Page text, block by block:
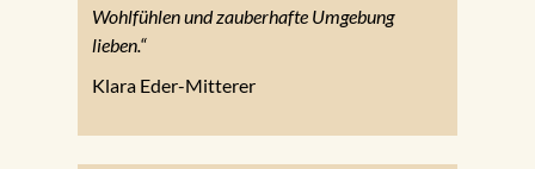
Wohlfühlen und zauberhafte Umgebung
lieben.“
Klara Eder-Mitterer